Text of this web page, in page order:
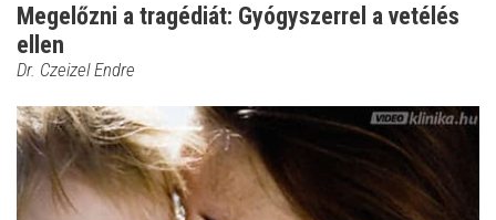
Megelőzni a tragédiát: Gyógyszerrel a vetélés
ellen
Dr. Czeizel Endre